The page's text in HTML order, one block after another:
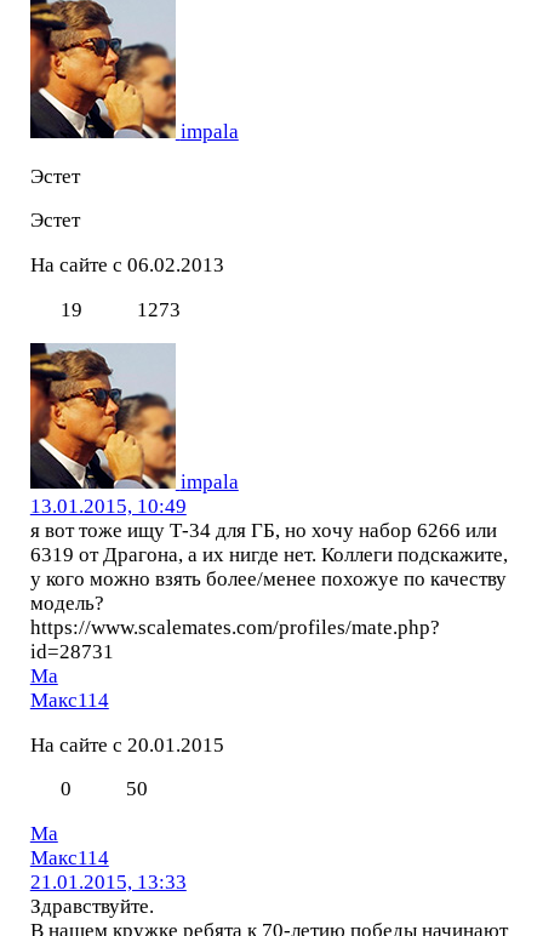
impala
Эстет
Эстет
На сайте с 06.02.2013
19
1273
impala
13.01.2015, 10:49
я вот тоже ищу Т-34 для ГБ, но хочу набор 6266 или
6319 от Драгона, а их нигде нет. Коллеги подскажите,
у кого можно взять более/менее похожуе по качеству
модель?
https://www.scalemates.com/profiles/mate.php?
id=28731
Ма
Макс114
На сайте с 20.01.2015
0
50
Ма
Макс114
21.01.2015, 13:33
Здравствуйте.
В нашем кружке ребята к 70-летию победы начинают